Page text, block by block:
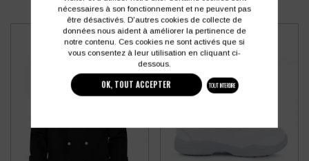
nécessaires à son fonctionnement et ne peuvent pas
être désactivés. D'autres cookies de collecte de
données nous aident à améliorer la pertinence de
notre contenu. Ces cookies ne sont activés que si
vous consentez à leur utilisation en cliquant ci-
dessous.
OK, TOUT ACCEPTER TOUT INTERDIRE